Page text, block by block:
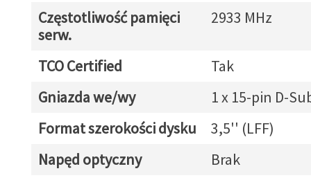
Częstotliwość pamięci
serw.
2933 MHz
TCO Certified
Tak
Gniazda we/wy
1 x 15-pin D-
Format szerokości dysku
3,5'' (LFF)
Napęd optyczny
Brak